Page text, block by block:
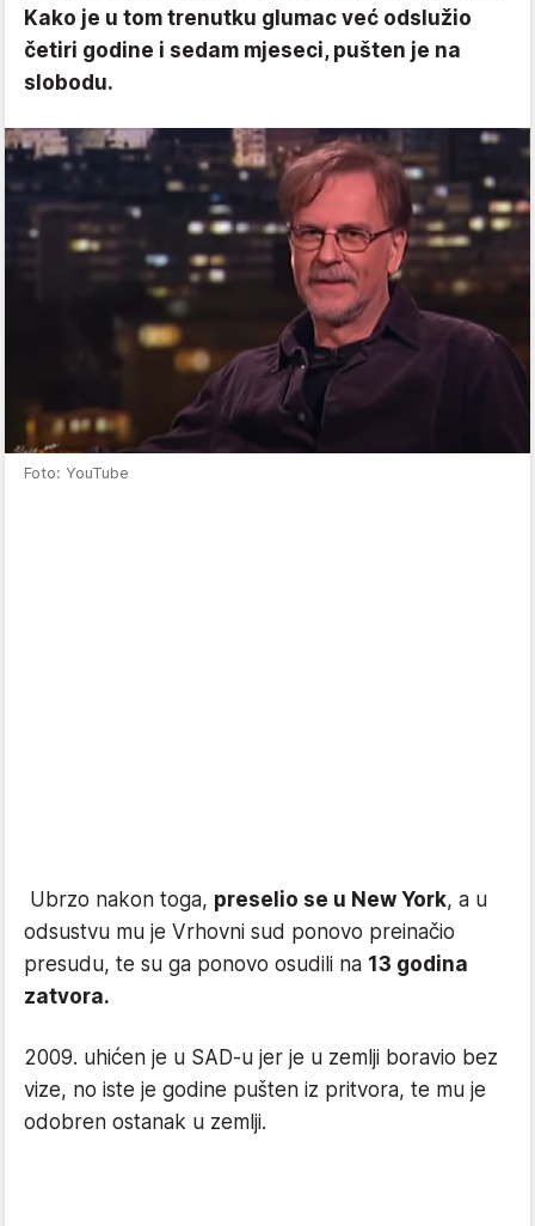
Kako je u tom trenutku glumac već odslužio
četiri godine i sedam mjeseci, pušten je na
slobodu.
Foto: YouTube
Ubrzo nakon toga, preselio se u New York, a u
odsustvu mu je Vrhovni sud ponovo preinačio
presudu, te su ga ponovo osudili na 13 godina
zatvora.
2009. uhićen je u SAD-u jer je u zemlji boravio bez
vize, no iste je godine pušten iz pritvora, te mu je
odobren ostanak u zemlji.